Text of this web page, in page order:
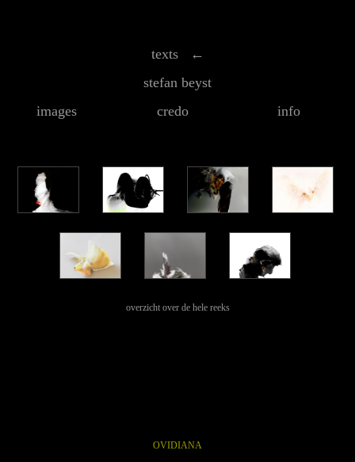
texts ←
stefan beyst
images
credo info
overzicht over de hele reeks
OVIDIANA